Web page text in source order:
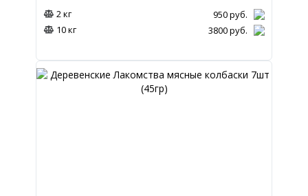
2 кг 950руб.
10 кг
3800руб.